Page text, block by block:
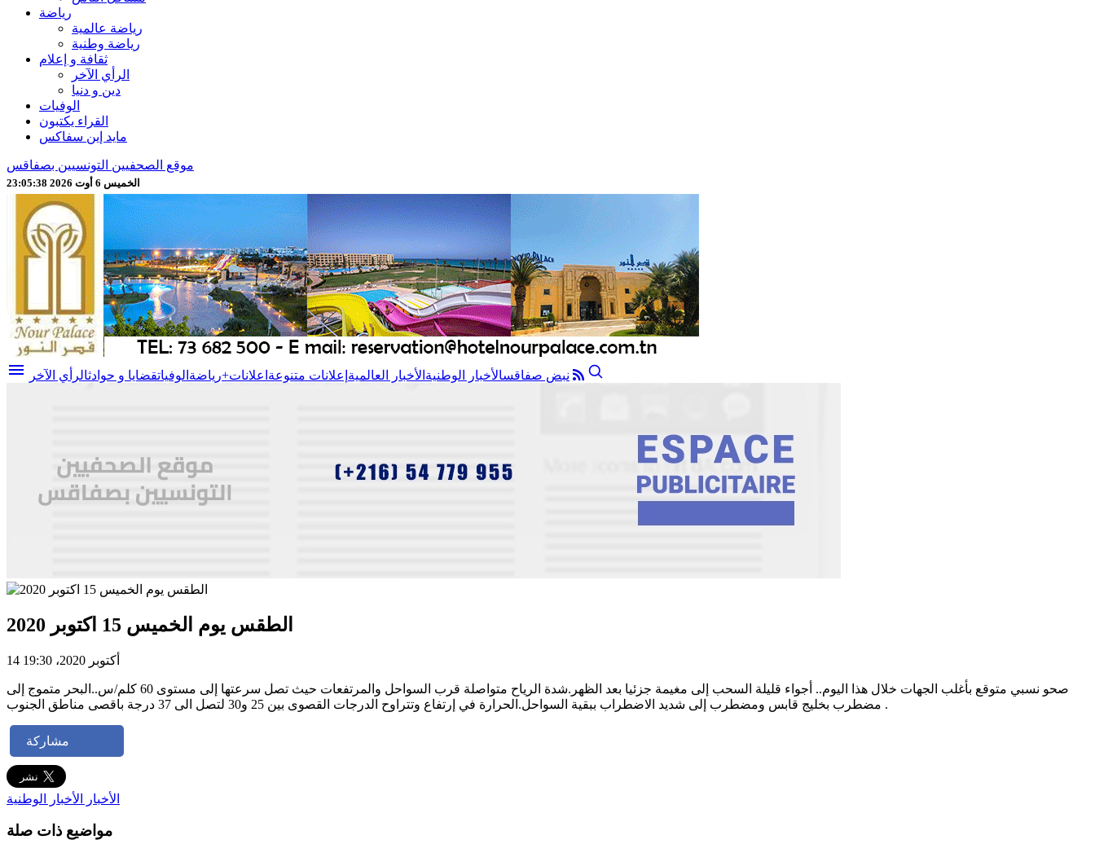
رياضة
رياضة عالمية
رياضة وطنية
ثقافة و إعلام
الرأي الآخر
دين و دنيا
الوفيات
القراء يكتبون
مايد إين سفاكس
موقع الصحفيين التونسيين بصفاقس
الخميس 6 أوت 2026 23:05:40
menu نبض صفاقسالأخبار الوطنية الأخبار العالمية إعلانات متنوعة اعلانات+رياضة الوفياتقضايا و حوادثالرأي الآخر
الطقس يوم الخميس 15 اكتوبر 2020
14 أكتوبر 2020، 19:30
صحو نسبي متوقع بأغلب الجهات خلال هذا اليوم.. أجواء قليلة السحب إلى مغيمة جزئيا بعد الظهر.شدة الرياح متواصلة قرب السواحل والمرتفعات حيث تصل سرعتها إلى مستوى 60 كلم/س..البحر متموج إلى
مضطرب بخليج قابس ومضطرب إلى شديد الاضطراب ببقية السواحل.الحرارة في إرتفاع وتتراوح الدرجات القصوى بين 25 و30 لتصل الى 37 درجة باقصى مناطق الجنوب .
مشاركة
الأخبار الأخبار الوطنية
مواضيع ذات صلة